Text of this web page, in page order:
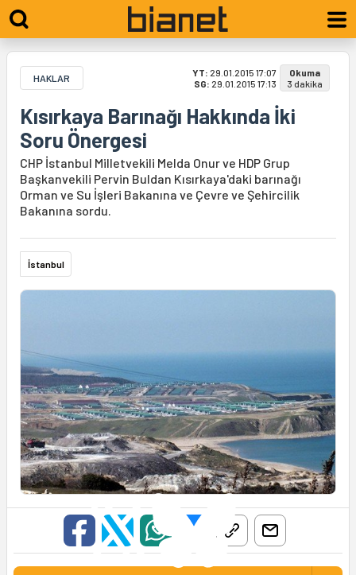
HAKLAR YT: 29.01.2015 17:07
SG: 29.01.2015 17:13
Okuma
3 dakika
Kısırkaya Barınağı Hakkında İki
Soru Önergesi
CHP İstanbul Milletvekili Melda Onur ve HDP Grup
Başkanvekili Pervin Buldan Kısırkaya'daki barınağı
Orman ve Su İşleri Bakanına ve Çevre ve Şehircilik
Bakanına sordu.
İstanbul